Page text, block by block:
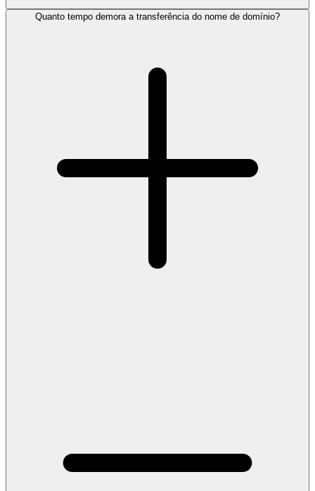
Quanto tempo demora a transferência do nome de domínio?